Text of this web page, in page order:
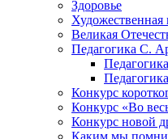
Здоровье
Великая
Педагогика С.
Конкурс
Конкурс «Во
Конкурс новой